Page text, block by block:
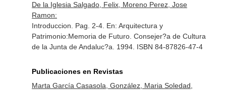
De la Iglesia Salgado, Felix, Moreno Perez, Jose
Ramon:
Introduccion. Pag. 2-4. En: Arquitectura y
Patrimonio:Memoria de Futuro. Consejer?a de Cultura
de la Junta de Andaluc?a. 1994. ISBN 84-87826-47-4
Publicaciones en Revistas
Marta García Casasola, González, Maria Soledad,